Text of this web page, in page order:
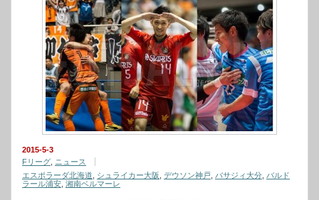
2015-5-3
Fリーグ
ニュース
エスポラーダ北海道
シュライカー大阪 デウソン神戸 バサジィ大分 バルド
ラール浦安 湘南ベルマーレ